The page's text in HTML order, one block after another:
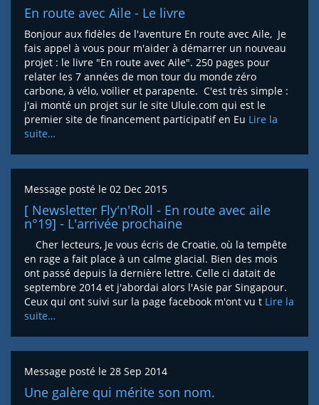
En route avec Aile - Le livre
Bonjour aux fidèles de l'aventure En route avec Aile, Je
fais appel à vous pour m'aider à démarrer un nouveau
projet : le livre "En route avec Aile". 250 pages pour
relater les 7 années de mon tour du monde zéro
carbone, à vélo, voilier et parapente. C'est très simple :
j'ai monté un projet sur le site Ulule.com qui est le
premier site de financement participatif en Eu Lire la
suite…
Message posté le 02 Dec 2015
[ Newsletter Fly'n'Roll - En route avec aile
n°19] - L'arrivée prochaine
Cher lecteurs, Je vous écris de Croatie, où la tempête
en rage a fait place à un calme glacial. Bien des mois
ont passé depuis la dernière lettre. Celle ci datait de
septembre 2014 et j'abordai alors l'Asie par Singapour.
Ceux qui ont suivi sur la page facebook m'ont vu t Lire la
suite…
Message posté le 28 Sep 2014
Une galère qui mérite son nom.